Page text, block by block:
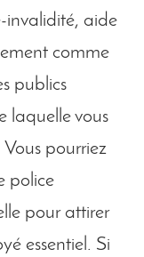
invalidité, aide
comme
publics
laquelle vous
pourriez
police
pour attirer
essentiel. Si